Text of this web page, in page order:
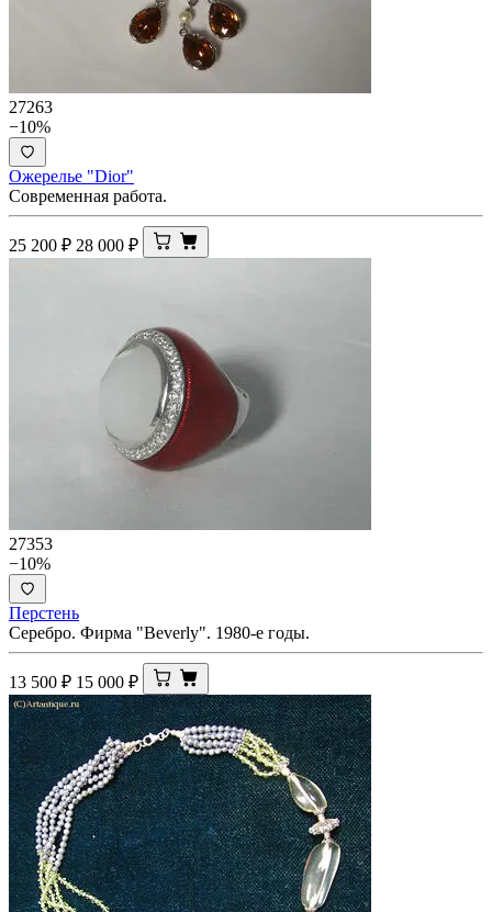
27263
−10%
Ожерелье "Dior"
Современная работа.
25 200 ₽ 28 000 ₽
27353
−10%
Перстень
Серебро. Фирма "Beverly". 1980-е годы.
13 500 ₽ 15 000 ₽